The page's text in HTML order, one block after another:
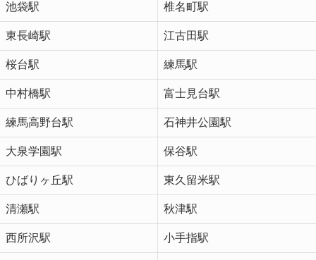
池袋駅 椎名町駅
東長崎駅 江古田駅
桜台駅 練馬駅
中村橋駅 富士見台駅
練馬高野台駅 石神井公園駅
大泉学園駅 保谷駅
ひばりヶ丘駅 東久留米駅
清瀬駅 秋津駅
西所沢駅 小手指駅